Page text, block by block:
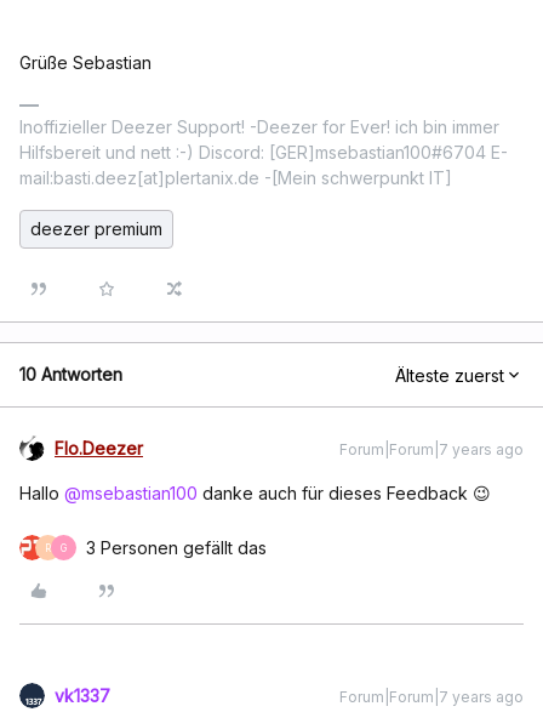
Grüße Sebastian
Inoffizieller Deezer Support! -Deezer for Ever! ich bin immer
Hilfsbereit und nett :-) Discord: [GER]msebastian100#6704 E-
mail:basti.deez[at]plertanix.de -[Mein schwerpunkt IT]
deezer premium
10 Antworten Älteste zuerst
Flo.Deezer Forum|Forum|7 years ago
Hallo @msebastian100 danke auch für dieses Feedback 😉
R G 3 Personen gefällt das
vk1337 Forum|Forum|7 years ago